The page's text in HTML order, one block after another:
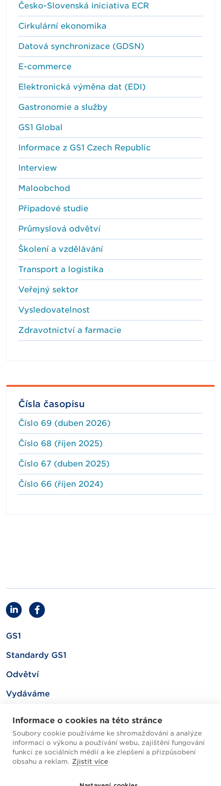
Česko-Slovenská iniciativa ECR
Cirkulární ekonomika
Datová synchronizace (GDSN)
E-commerce
Elektronická výměna dat (EDI)
Gastronomie a služby
GS1 Global
Informace z GS1 Czech Republic
Interview
Maloobchod
Případové studie
Průmyslová odvětví
Školení a vzdělávání
Transport a logistika
Veřejný sektor
Vysledovatelnost
Zdravotnictví a farmacie
Čísla časopisu
Číslo 69 (duben 2026)
Číslo 68 (říjen 2025)
Číslo 67 (duben 2025)
Číslo 66 (říjen 2024)
GS1
Standardy GS1
Odvětví
Vydáváme
Mapa webu
Informace o cookies na této stránce
Soubory cookie používáme ke shromažďování a analýze
informací o výkonu a používání webu, zajištění fungování
funkcí ze sociálních médií a ke zlepšení a přizpůsobení
obsahu a reklam. Zjistit více